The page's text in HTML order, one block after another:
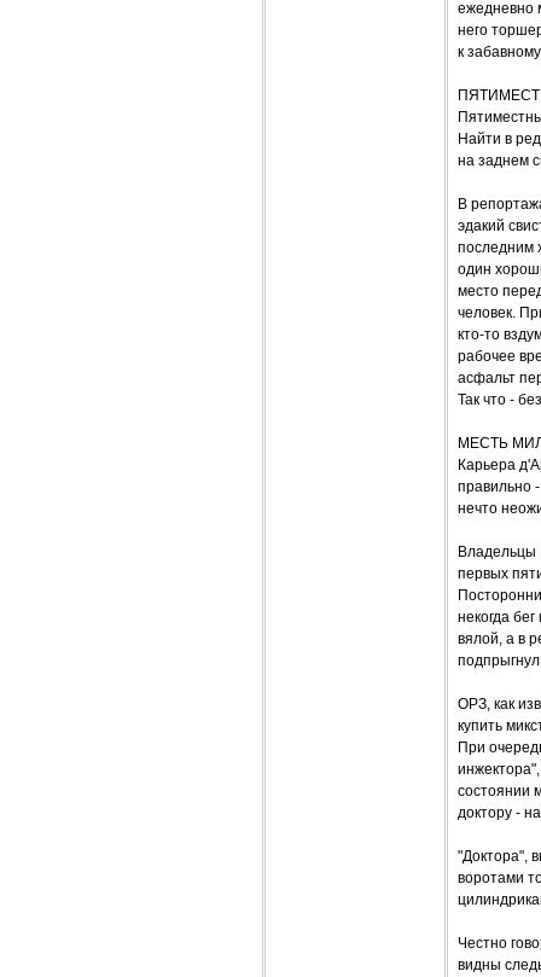
ежедневно
него
к
Найти в
на заднем
В
эдакий
последним
один
место
человек.
кто-то
рабочее
асфальт
Так что -
МЕСТЬ
Карьера
правильно
нечто
Владельцы
первых
некогда
вялой, а в
ОРЗ, как
купить
При
состоянии
доктору -
"Доктора",
воротами
Честно
видны